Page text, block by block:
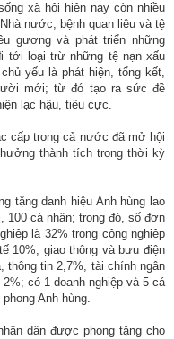
xã hội hiện nay còn nhiều
nước, bệnh quan liêu và tệ
gương và phát triển những
tới loại trừ những tệ nạn xấu
yếu là phát hiện, tổng kết,
mới; từ đó tạo ra sức đề
lạc hậu, tiêu cực.
cấp trong cả nước đã mở hội
thành tích trong thời kỳ
tặng danh hiệu Anh hùng lao
100 cá nhân; trong đó, số đơn
là 32% trong công nghiệp
10%, giao thông và bưu điện
thông tin 2,7%, tài chính ngân
có 1 doanh nghiệp và 5 cá
Anh hùng.
dân được phong tặng cho